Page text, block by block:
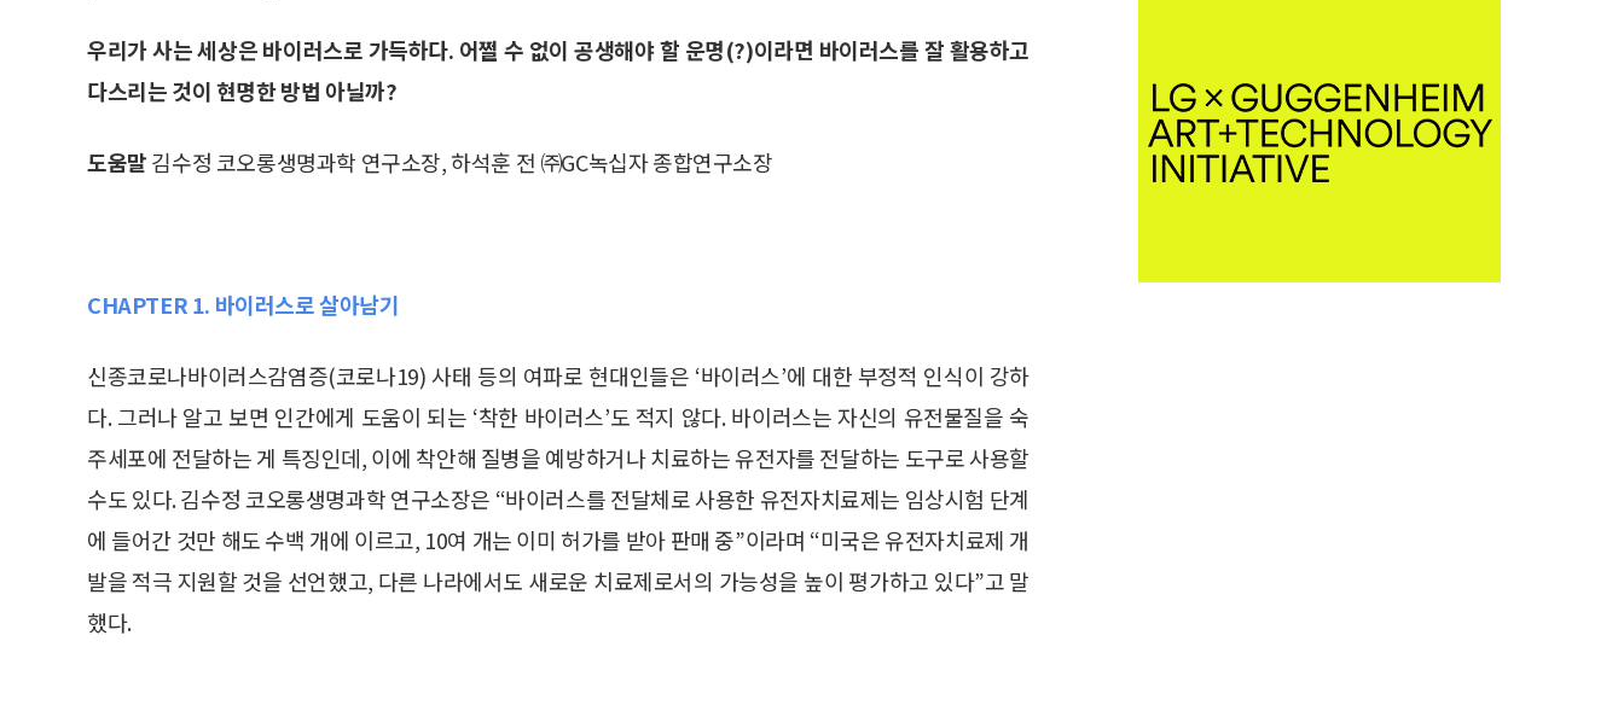
우리가 사는 세상은 바이러스로 가득하다. 어쩔 수 없이 공생해야 할 운명(?)이라면 바이러스를 잘 활용하고
다스리는 것이 현명한 방법 아닐까?
도움말김수정 코오롱생명과학 연구소장, 하석훈 전 ㈜GC녹십자 종합연구소장
CHAPTER 1. 바이러스로 살아남기
신종코로나바이러스감염증(코로나19) 사태 등의 여파로 현대인들은 ‘바이러스’에 대한 부정적 인식이 강하
다. 그러나 알고 보면 인간에게 도움이 되는 ‘착한 바이러스’도 적지 않다. 바이러스는 자신의 유전물질을 숙
주세포에 전달하는 게 특징인데, 이에 착안해 질병을 예방하거나 치료하는 유전자를 전달하는 도구로 사용할
수도 있다. 김수정 코오롱생명과학 연구소장은 “바이러스를 전달체로 사용한 유전자치료제는 임상시험 단계
에 들어간 것만 해도 수백 개에 이르고, 10여 개는 이미 허가를 받아 판매 중”이라며 “미국은 유전자치료제 개
발을 적극 지원할 것을 선언했고, 다른 나라에서도 새로운 치료제로서의 가능성을 높이 평가하고 있다”고 말
했다.